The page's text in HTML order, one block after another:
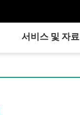
서비스 및 자료